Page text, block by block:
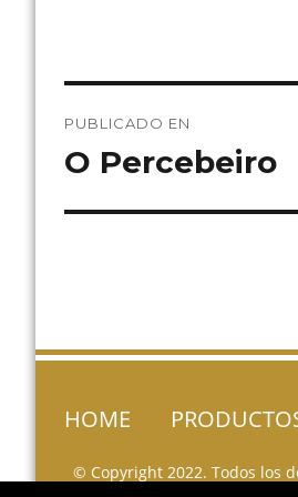
PUBLICADO EN
O Percebeiro
HOME
© Copyright 2022. Todos los